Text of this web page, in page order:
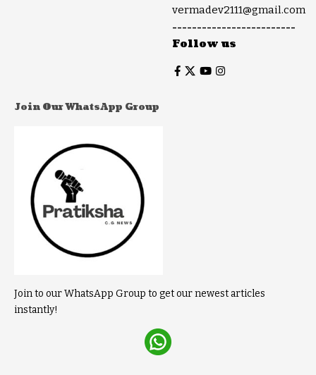
vermadev2111@gmail.com
-------------------------
Follow us
Join Our WhatsApp Group
Join to our WhatsApp Group to get our newest articles
instantly!